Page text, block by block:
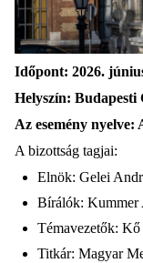
Időpont: 2026.
Helyszín: Budapesti
Az esemény nyelve:
A bizottság tagjai:
Elnök: Gelei
Bírálók: Kummer
Témavezetők:
Titkár: Magyar